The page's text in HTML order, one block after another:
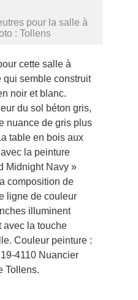
pour la salle à
: Tollens
cette salle à
qui semble construit
noir et blanc.
du sol béton gris,
nuance de gris plus
table en bois aux
la peinture
Midnight Navy »
composition de
ligne de couleur
illuminent
avec la touche
Couleur peinture :
4110 Nuancier
Tollens.